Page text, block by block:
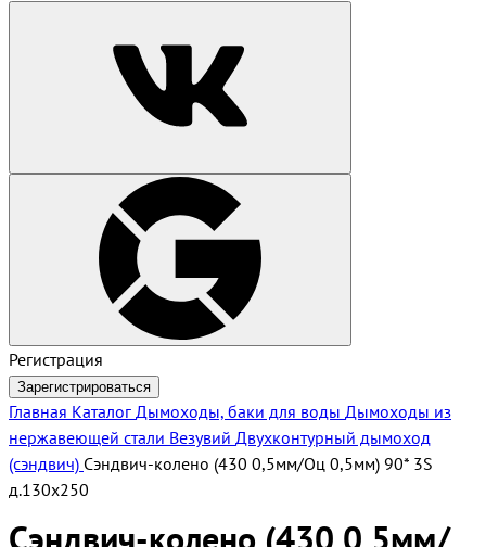
Регистрация
Зарегистрироваться
Главная Каталог Дымоходы, баки для воды Дымоходы из
нержавеющей стали Везувий Двухконтурный дымоход
(сэндвич) Сэндвич-колено (430 0,5мм/Оц 0,5мм) 90* 3S
д.130х250